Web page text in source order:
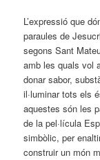
L’expressió que
paraules de
segons Sant
amb les quals vol
donar sabor,
il·luminar tots els
aquestes són les
de la pel·lícula
simbòlic, per
construir un món